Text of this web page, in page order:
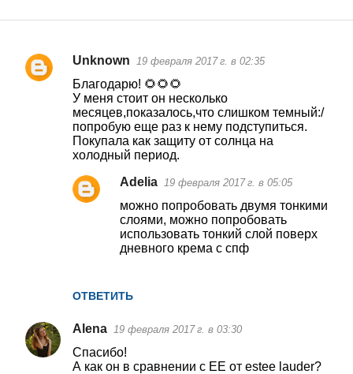
К
Unknown 19 февраля 2017 г. в 02:35
Благодарю! 🌻🌻🌻
У меня стоит он несколько
месяцев,показалось,что слишком темный:/
попробую еще раз к нему подступиться.
Покупала как защиту от солнца на
холодный период.
ОТВЕТИТЬ
Adelia 19 февраля 2017 г. в 05:05
можно попробовать двумя тонкими
слоями, можно попробовать
использовать тонкий слой поверх
дневного крема с спф
Alena 19 февраля 2017 г. в 03:30
Спасибо!
А как он в сравнении с ЕЕ от estee lauder?